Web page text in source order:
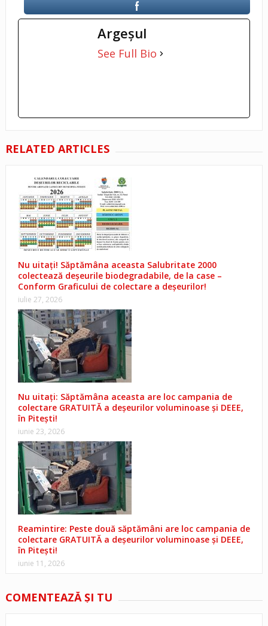
Argeşul
See Full Bio
RELATED ARTICLES
Nu uitați! Săptămâna aceasta Salubritate 2000
colectează deșeurile biodegradabile, de la case –
Conform Graficului de colectare a deșeurilor!
iulie 27, 2026
Nu uitați: Săptămâna aceasta are loc campania de
colectare GRATUITĂ a deșeurilor voluminoase și DEEE,
în Pitești!
iunie 23, 2026
Reamintire: Peste două săptămâni are loc campania de
colectare GRATUITĂ a deșeurilor voluminoase și DEEE,
în Pitești!
iunie 11, 2026
COMENTEAZĂ ŞI TU